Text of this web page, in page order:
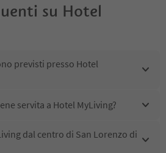
su Hotel
previsti presso Hotel
servita a Hotel MyLiving?
dal centro di San Lorenzo di